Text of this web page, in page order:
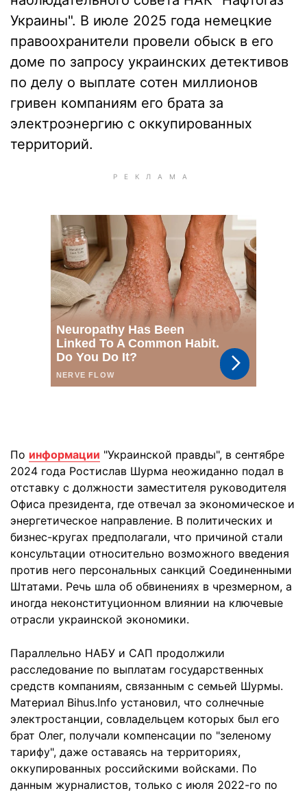
Украины". В июле 2025 года немецкие
правоохранители провели обыск в его
доме по запросу украинских детективов
по делу о выплате сотен миллионов
гривен компаниям его брата за
электроэнергию с оккупированных
территорий.
По информации "Украинской правды", в сентябре
2024 года Ростислав Шурма неожиданно подал в
отставку с должности заместителя руководителя
Офиса президента, где отвечал за экономическое и
энергетическое направление. В политических и
бизнес-кругах предполагали, что причиной стали
консультации относительно возможного введения
против него персональных санкций Соединенными
Штатами. Речь шла об обвинениях в чрезмерном, а
иногда неконституционном влиянии на ключевые
отрасли украинской экономики.
Параллельно НАБУ и САП продолжили
расследование по выплатам государственных
средств компаниям, связанным с семьей Шурмы.
Материал Bihus.Info установил, что солнечные
электростанции, совладельцем которых был его
брат Олег, получали компенсации по "зеленому
тарифу", даже оставаясь на территориях,
оккупированных российскими войсками. По
данным журналистов, только с июля 2022-го по